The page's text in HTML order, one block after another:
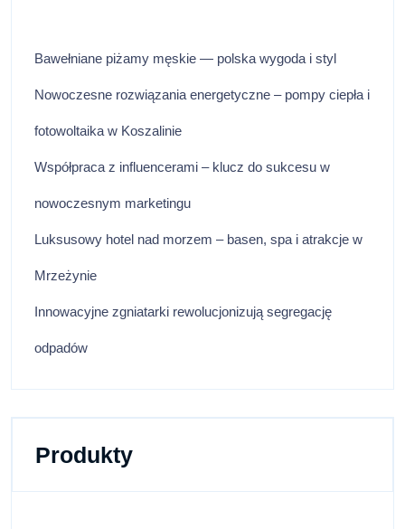
Bawełniane piżamy męskie — polska wygoda i styl
Nowoczesne rozwiązania energetyczne – pompy ciepła i
fotowoltaika w Koszalinie
Współpraca z influencerami – klucz do sukcesu w
nowoczesnym marketingu
Luksusowy hotel nad morzem – basen, spa i atrakcje w
Mrzeżynie
Innowacyjne zgniatarki rewolucjonizują segregację
odpadów
Produkty